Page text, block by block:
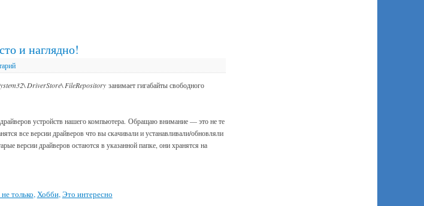
и наглядно!
DriverStore\ FileRepositoryзанимает гигабайты свободного
устройств нашего компьютера. Обращаю внимание — это не те
все версии драйверов что вы скачивали и устанавливали/обновляли
версии драйверов остаются в указанной папке, они хранятся на
только,Хобби,Это интересно